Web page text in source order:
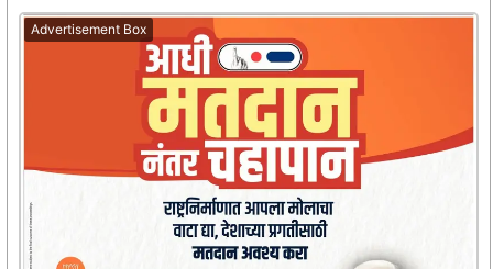
Advertisement Box